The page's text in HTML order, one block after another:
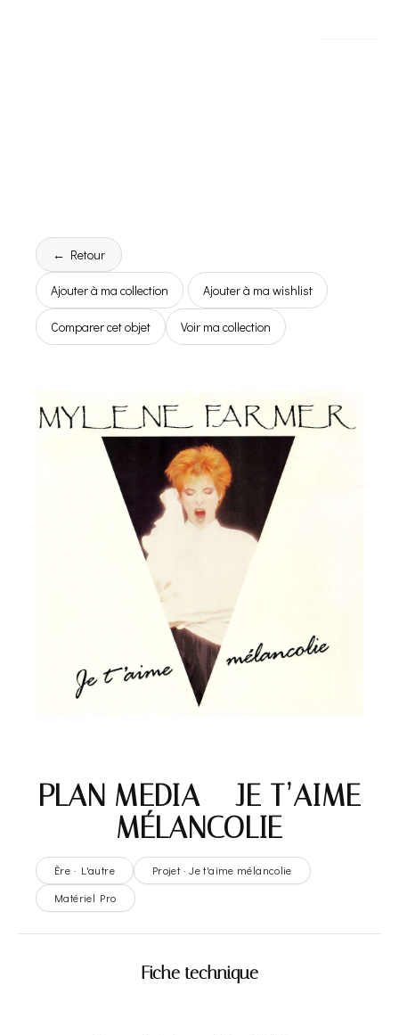
← Retour
Ajouter à ma collection Ajouter à ma wishlist
Comparer cet objet Voir ma collection
PLAN MEDIA – JE T’AIME
MÉLANCOLIE
Ère · L'autre
Projet · Je t'aime mélancolie
Matériel Pro
Fiche technique